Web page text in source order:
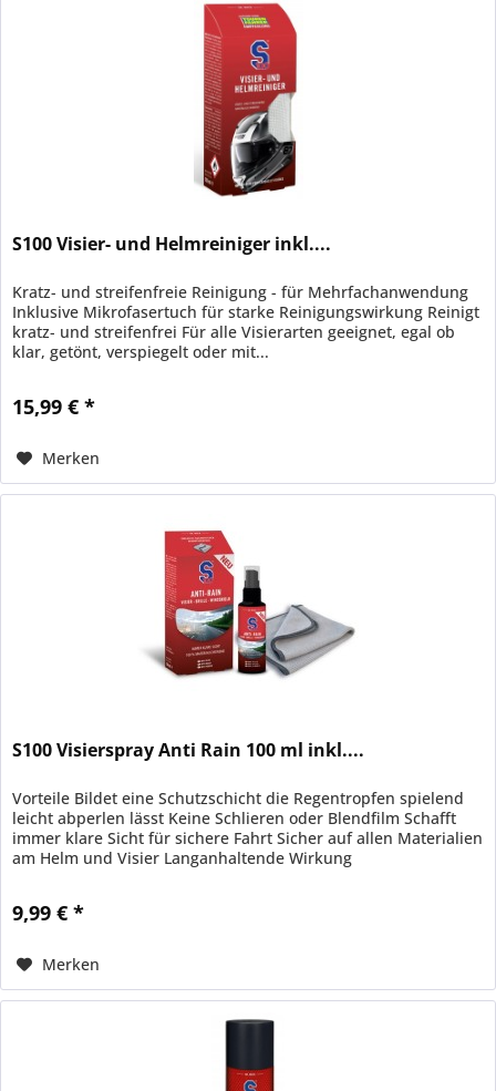
S100 Visier- und Helmreiniger inkl....
Kratz- und streifenfreie Reinigung - für Mehrfachanwendung
Inklusive Mikrofasertuch für starke Reinigungswirkung Reinigt
kratz- und streifenfrei Für alle Visierarten geeignet, egal ob
klar, getönt, verspiegelt oder mit...
15,99 € *
Merken
S100 Visierspray Anti Rain 100 ml inkl....
Vorteile Bildet eine Schutzschicht die Regentropfen spielend
leicht abperlen lässt Keine Schlieren oder Blendfilm Schafft
immer klare Sicht für sichere Fahrt Sicher auf allen Materialien
am Helm und Visier Langanhaltende Wirkung
9,99 € *
Merken